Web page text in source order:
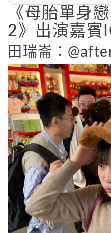
《母胎單身
2》出演嘉賓
田瑞崙：